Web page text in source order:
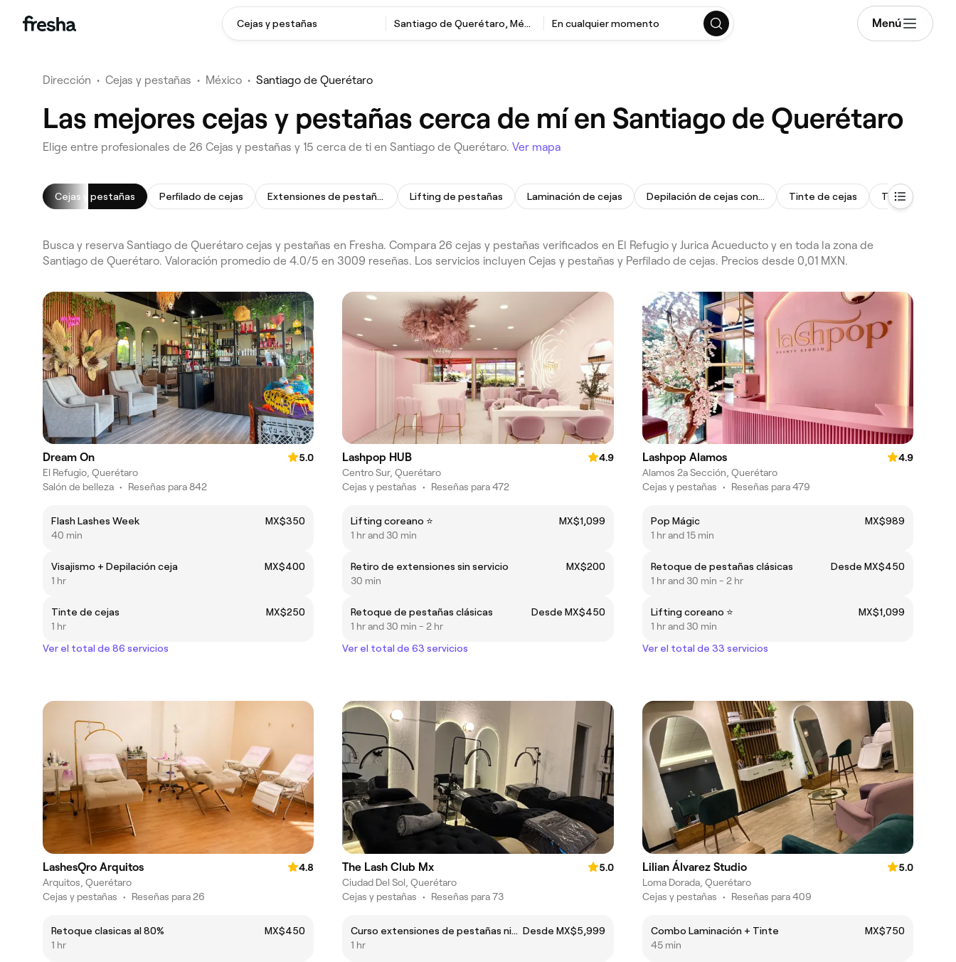
Cejas y pestañas Santiago de Querétaro, México En cualquier momento Menú
Dirección • Cejas y pestañas • México • Santiago de Querétaro
Las mejores cejas y pestañas cerca de mí en Santiago de Querétaro
Elige entre profesionales de 26 Cejas y pestañas y 15 cerca de ti en Santiago de Querétaro. Ver mapa
Cejas y pestañas Perfilado de cejas Extensiones de pestañas Lifting de pestañas Laminación de cejas Depilación de cejas con cera Tinte de cejas Tinte de
Busca y reserva Santiago de Querétaro cejas y pestañas en Fresha. Compara 26 cejas y pestañas verificados en El Refugio y Jurica Acueducto y en toda la zona de
Santiago de Querétaro. Valoración promedio de 4.0/5 en 3009 reseñas. Los servicios incluyen Cejas y pestañas y Perfilado de cejas. Precios desde 0,01 MXN.
Dream On
5.0
El Refugio, Querétaro
Salón de belleza • Reseñas para 842
Flash Lashes Week
MX$350
40 min
Visajismo + Depilación ceja
MX$400
1 hr
Tinte de cejas
MX$250
1 hr
Ver el total de 86 servicios
Lashpop HUB
4.9
Centro Sur, Querétaro
Cejas y pestañas • Reseñas para 472
Lifting coreano ⭐️
MX$1,099
1 hr and 30 min
Retiro de extensiones sin servicio
MX$200
30 min
Retoque de pestañas clásicas
Desde MX$450
1 hr and 30 min - 2 hr
Ver el total de 63 servicios
Lashpop Alamos
4.9
Alamos 2a Sección, Querétaro
Cejas y pestañas • Reseñas para 479
Pop Mágic
MX$989
1 hr and 15 min
Retoque de pestañas clásicas
Desde MX$450
1 hr and 30 min - 2 hr
Lifting coreano ⭐️
MX$1,099
1 hr and 30 min
Ver el total de 33 servicios
LashesQro Arquitos
4.8
Arquitos, Querétaro
Cejas y pestañas • Reseñas para 26
Retoque clasicas al 80%
MX$450
1 hr
The Lash Club Mx
5.0
Ciudad Del Sol, Querétaro
Cejas y pestañas • Reseñas para 73
Curso extensiones de pestañas nivel 01 Desde MX$5,999
1 hr
Lilian Álvarez Studio
5.0
Loma Dorada, Querétaro
Cejas y pestañas • Reseñas para 409
Combo Laminación + Tinte
MX$750
45 min